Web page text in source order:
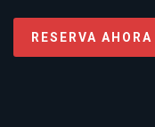
RESERVA AHORA